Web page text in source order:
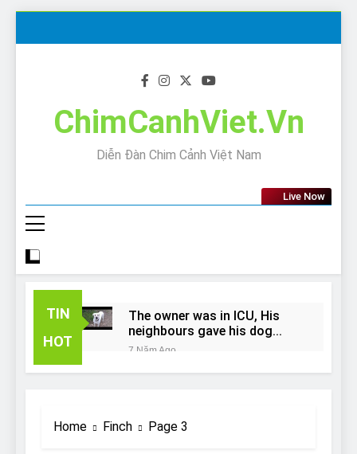
ChimCanhViet.Vn
Diễn Đàn Chim Cảnh Việt Nam
Live Now
TIN
HOT
The owner was in ICU, His
neighbours gave his dog
away!
7 Năm Ago
And How to Minimize It!
Home Finch Page 3